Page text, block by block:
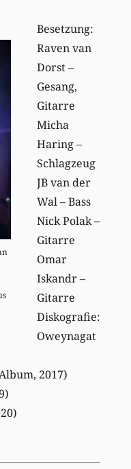
Besetzung:
Raven van
Dorst –
Gesang,
Gitarre
Micha
Haring –
Schlagzeug
JB van der
Wal – Bass
Nick Polak –
Gitarre
Omar
Iskandr –
Gitarre
Diskografie:
Oweynagat
2017)